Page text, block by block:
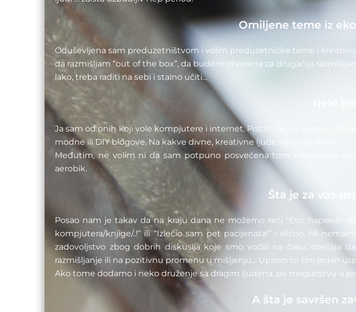
Omiljene teme iz
Oduševljena sam preduzetništvom i volim preduzetničke teme i
da razmišljam “out of the box”, da budem otvorena za drugačija
lako, treba raditi na sebi i stalno učiti…
Ja sam od onih koji vole kompjutere i internet. Pratim razne sajtove i
modne ili DIY blogove. Na kakve divne, kreativne ljude se može naići!
Međutim, ne volim ni da sam potpuno posvećena tom virtuelnom
aerobik.
Šta je za vas
Posao nam je takav da na kraju dana ne možemo reći “Eto, napravih
kompjutera/knjige/..!” ili “Izlečio sam pet pacijenata!” i slično. Mi
zadovoljstvo zbog dobrih diskusija koje smo vodili na času, osećaja
razmišljanje ili na pozitivnu promenu u mišljenju… Upravo to čini jedan
Ako tome dodamo i neko druženje sa dragim ljudima, po mogućstvu u
A šta je savršen